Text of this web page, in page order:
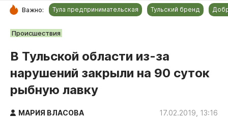
РУБРИКИ
Общество
Культура
Происшествия
Спорт
Тульский бренд
Важно: Тула предпринимательская Тульский бренд
Происшествия
В Тульской области из-за
нарушений закрыли на 90 суток
рыбную лавку
МАРИЯ ВЛАСОВА 17.02.2019, 13:16